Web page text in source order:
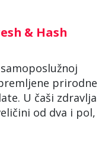
& Hash
prirodne
U čaši zdravlja
od dva i pol,